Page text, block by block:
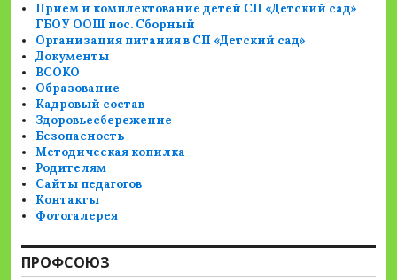
Прием и комплектование детей СП «Детский сад»
ГБОУ ООШ пос. Сборный
Организация питания в СП «Детский сад»
Документы
ВСОКО
Образование
Кадровый состав
Здоровьесбережение
Безопасность
Методическая копилка
Родителям
Сайты педагогов
Контакты
Фотогалерея
ПРОФСОЮЗ